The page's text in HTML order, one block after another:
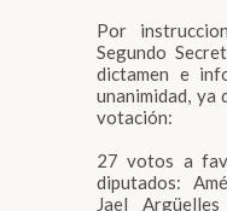
Por
Segundo
dictamen e
unanimidad, ya
votación:
27 votos a
diputados:
Jael